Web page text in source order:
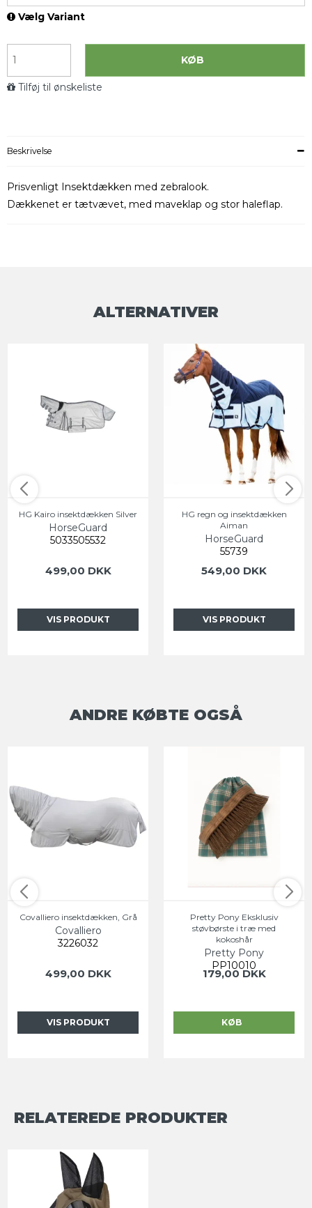
Vælg Variant
KØB
Tilføj til ønskeliste
Beskrivelse
Prisvenligt Insektdækken med zebralook.
Dækkenet er tætvævet, med maveklap og stor haleflap.
ALTERNATIVER
HG Kairo insektdækken Silver
HorseGuard
5033505532
499,00 DKK
VIS PRODUKT
HG regn og insektdækken
Aiman
HorseGuard
55739
549,00 DKK
VIS PRODUKT
ANDRE KØBTE OGSÅ
Covalliero insektdækken, Grå
Covalliero
3226032
499,00 DKK
VIS PRODUKT
Pretty Pony Eksklusiv
støvbørste i træ med
kokoshår
Pretty Pony
PP10010
179,00 DKK
KØB
RELATEREDE PRODUKTER